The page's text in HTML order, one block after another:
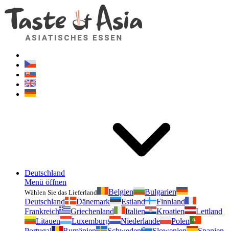
Deutschland
Menü öffnen
Wählen Sie das Lieferland Belgien
Bulgarien
Deutschland
Dänemark Estland
Finnland
Frankreich
Griechenland Italien Kroatien
Lettland
Litauen
Luxemburg Niederlande
Polen
Geschmackvonasien.de
Zögern Sie nicht zu fragen. Ich bin für Sie da!